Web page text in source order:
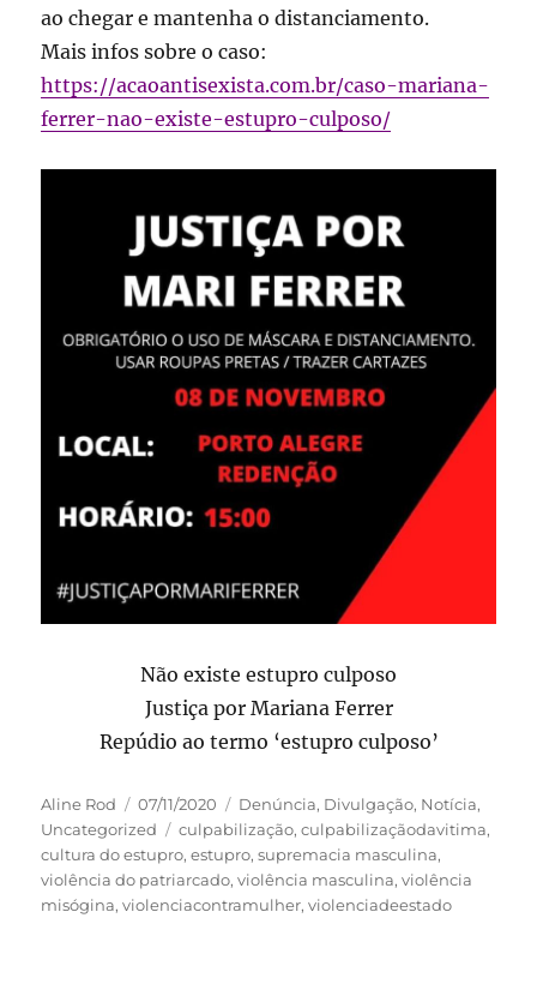
ao chegar e mantenha o distanciamento.
Mais infos sobre o caso:
https://acaoantisexista.com.br/caso-mariana-
ferrer-nao-existe-estupro-culposo/
Não existe estupro culposo
Justiça por Mariana Ferrer
Repúdio ao termo ‘estupro culposo’
Autor
Aline Rod
Publicado
em
07/11/2020 Categorias
Denúncia, Divulgação, Notícia,
Uncategorized
Tags
culpabilização,culpabilizaçãodavitima,
cultura do estupro,estupro,supremacia masculina,
violência do patriarcado,violência masculina,violência
misógina,violenciacontramulher,violenciadeestado